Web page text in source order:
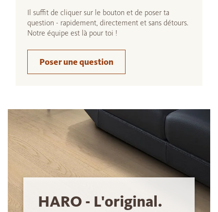
Il suffit de cliquer sur le bouton et de poser ta
question - rapidement, directement et sans détours.
Notre équipe est là pour toi !
Poser une question
HARO - L'original.